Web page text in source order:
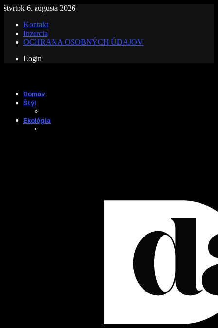
štvrtok 6. augusta 2026
Kontakt
Inzercia
OCHRANA OSOBNÝCH ÚDAJOV
Login
Domov
Štýl
Ekológia